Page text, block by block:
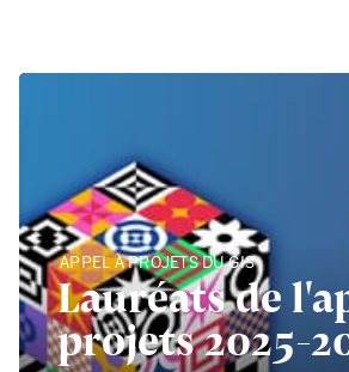
APPEL À PROJETS DU GIS
Lauréats de
projets 2025-